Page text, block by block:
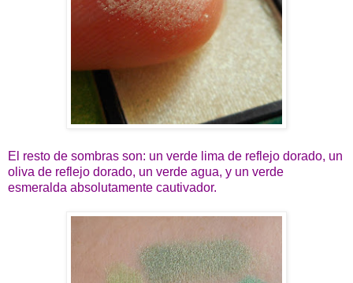
El resto de sombras son: un verde lima de reflejo dorado, un
oliva de reflejo dorado, un verde agua, y un verde
esmeralda absolutamente cautivador.